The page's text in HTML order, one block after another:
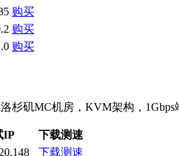
购买
购买
购买
杉矶MC机房，KVM架构，
IP
下载测速
下载测速